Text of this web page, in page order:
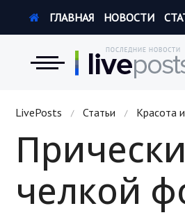
Новости
Экономика
Происшествия
ГЛАВНАЯ НОВОСТИ
LivePosts / Статьи / Красота
челкой